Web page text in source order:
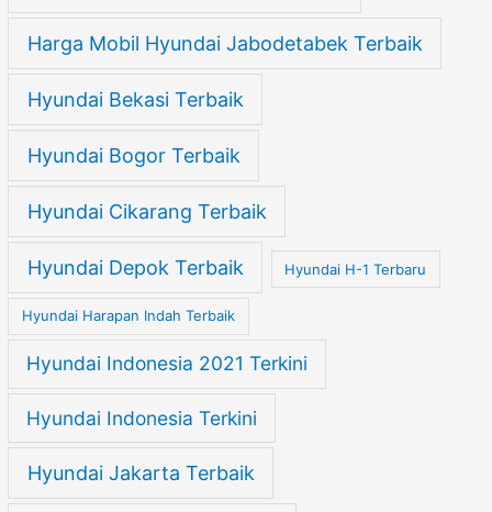
Harga Mobil Hyundai Jabodetabek Terbaik
Hyundai Bekasi Terbaik
Hyundai Bogor Terbaik
Hyundai Cikarang Terbaik
Hyundai Depok Terbaik Hyundai H-1 Terbaru
Hyundai Harapan Indah Terbaik
Hyundai Indonesia 2021 Terkini
Hyundai Indonesia Terkini
Hyundai Jakarta Terbaik